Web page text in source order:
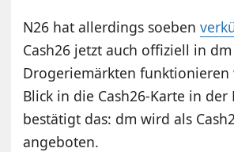
N26 hat allerdings soeben
Cash26 jetzt auch offiziell in dm
Drogeriemärkten funktionieren
Blick in die Cash26-Karte in der
bestätigt das: dm wird als
angeboten.